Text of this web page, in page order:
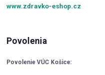
www.zdravko-eshop.cz
Povolenia
Povolenie VÚC Košice: